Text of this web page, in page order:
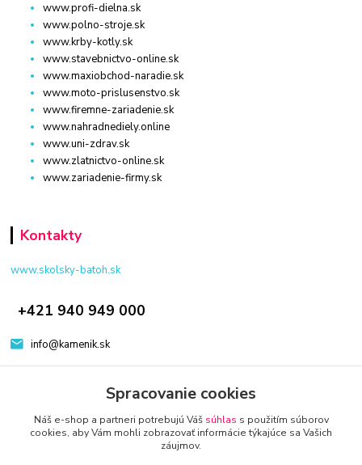
www.profi-dielna.sk
www.polno-stroje.sk
www.krby-kotly.sk
www.stavebnictvo-online.sk
www.maxiobchod-naradie.sk
www.moto-prislusenstvo.sk
www.firemne-zariadenie.sk
www.nahradnediely.online
www.uni-zdrav.sk
www.zlatnictvo-online.sk
www.zariadenie-firmy.sk
Kontakty
www.skolsky-batoh.sk
+421 940 949 000
info@kamenik.sk
Spracovanie cookies
Náš e-shop a partneri potrebujú Váš súhlas s použitím súborov
cookies, aby Vám mohli zobrazovať informácie týkajúce sa Vašich
záujmov.